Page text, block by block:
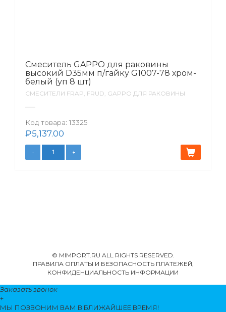
Смеситель GAPPO для раковины
высокий D35мм п/гайку G1007-78 хром-
белый (уп 8 шт)
СМЕСИТЕЛИ FRAP, FRUD, GAPPO ДЛЯ РАКОВИНЫ
Код товара: 13325
₽5,137.00
© MIMPORT.RU ALL RIGHTS RESERVED.
ПРАВИЛА ОПЛАТЫ И БЕЗОПАСНОСТЬ ПЛАТЕЖЕЙ,
КОНФИДЕНЦИАЛЬНОСТЬ ИНФОРМАЦИИ
Заказать звонок
+
МЫ ПОЗВОНИМ ВАМ В БЛИЖАЙШЕЕ ВРЕМЯ!